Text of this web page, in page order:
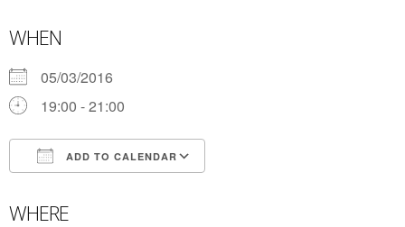
WHEN
05/03/2016
19:00 - 21:00
ADD TO CALENDAR
WHERE